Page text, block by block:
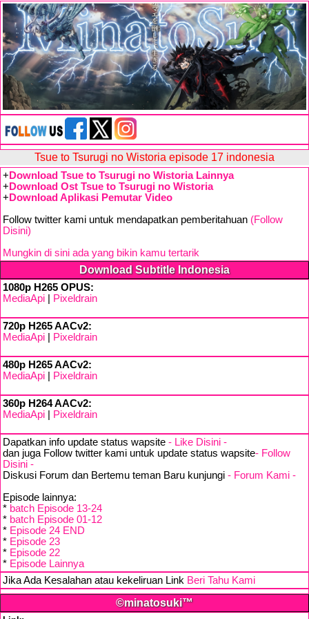
Tsue to Tsurugi no Wistoria episode 17 indonesia
+ Download Tsue to Tsurugi no Wistoria Lainnya
+ Download Ost Tsue to Tsurugi no Wistoria
+ Download Aplikasi Pemutar Video
Follow twitter kami untuk mendapatkan pemberitahuan (Follow
Disini)
Mungkin di sini ada yang bikin kamu tertarik
Download Subtitle Indonesia
1080p H265 OPUS:
MediaApi
Pixeldrain
720p H265 AACv2:
MediaApi
Pixeldrain
480p H265 AACv2:
MediaApi
Pixeldrain
360p H264 AACv2:
MediaApi
Pixeldrain
Dapatkan info update status wapsite - Like Disini -
dan juga Follow twitter kami untuk update status wapsite- Follow
Disini -
Diskusi Forum dan Bertemu teman Baru kunjungi - Forum Kami -
Episode lainnya:
* batch Episode 13-24
* batch Episode 01-12
* Episode 24 END
* Episode 23
* Episode 22
* Episode Lainnya
Jika Ada Kesalahan atau kekeliruan Link Beri Tahu Kami
©minatosuki™